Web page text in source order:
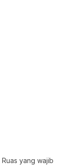
Ruas yang wajib